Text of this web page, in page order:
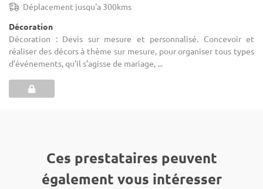
Déplacement jusqu'a 300kms
Décoration
Décoration : Devis sur mesure et personnalisé. Concevoir et
réaliser des décors à thème sur mesure, pour organiser tous types
d’événements, qu’il s’agisse de mariage, ...
Ces prestataires peuvent
également vous intéresser